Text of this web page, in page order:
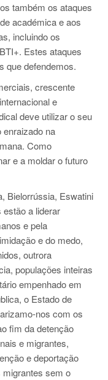
também os ataques
académica e aos
incluindo os
Estes ataques
que defendemos.
crescente
e
deve utilizar o seu
na
Como
e a moldar o futuro
Bielorrússia, Eswatini
a liderar
e pela
e do medo,
outrora
populações inteiras
empenhado em
o Estado de
nos com os
fim da detenção
e migrantes,
e deportação
migrantes sem o